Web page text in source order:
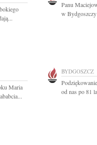
Panu
w Bydgoszczy
Maria
BYDGOSZCZ
od nas po 81